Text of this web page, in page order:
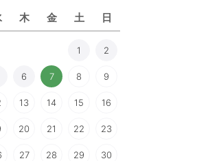
木 金 土 日
1 2
6 7 8 9
13 14 15 16
20 21 22 23
27 28 29 30